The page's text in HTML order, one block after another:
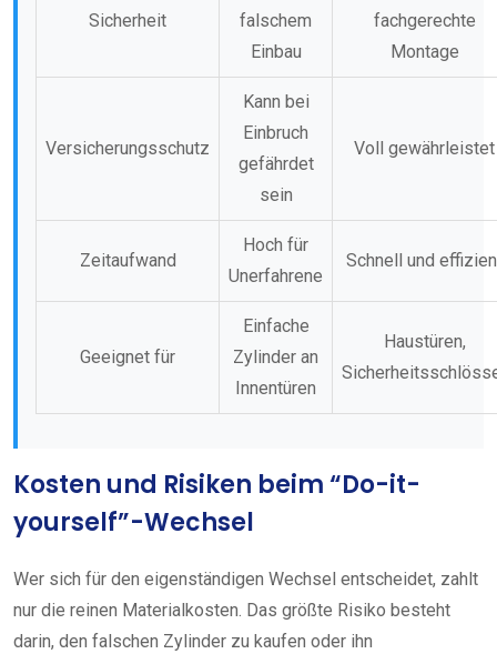
Sicherheit
falschem
Einbau
fachgerechte
Montage
Versicherungsschutz
Kann bei
Einbruch
gefährdet
sein
Voll gewährleistet
Zeitaufwand
Hoch für
Unerfahrene
Schnell und
Geeignet für
Einfache
Zylinder an
Innentüren
Haustüren,
Kosten und Risiken beim “Do-it-
yourself”-Wechsel
Wer sich für den eigenständigen Wechsel entscheidet, zahlt
nur die reinen Materialkosten. Das größte Risiko besteht
darin, den falschen Zylinder zu kaufen oder ihn